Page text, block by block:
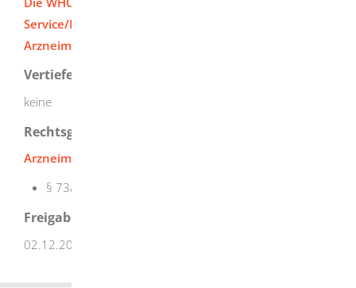
Service/Download-Seite der Leitstelle
Arzneimittelüberwachung Baden-Württemberg
Vertiefende Informationen
keine
Rechtsgrundlage
Arzneimittelgesetz (AMG)
§ 73a Absatz 2
Freigabevermerk
02.12.2025 Sozialministerium Baden-Württemberg